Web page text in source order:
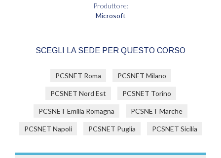
Produttore:
Microsoft
SCEGLI LA SEDE PER QUESTO CORSO
PCSNET Roma PCSNET Milano
PCSNET Nord Est PCSNET Torino
PCSNET Emilia Romagna PCSNET Marche
PCSNET Napoli PCSNET Puglia PCSNET Sicilia